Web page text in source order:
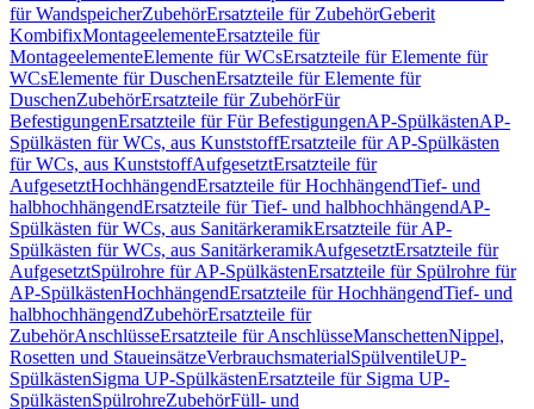
für WandspeicherZubehörErsatzteile für ZubehörGeberit
KombifixMontageelementeErsatzteile für
MontageelementeElemente für WCsErsatzteile für Elemente für
WCsElemente für DuschenErsatzteile für Elemente für
DuschenZubehörErsatzteile für ZubehörFür
BefestigungenErsatzteile für Für BefestigungenAP-SpülkästenAP-
Spülkästen für WCs, aus KunststoffErsatzteile für AP-Spülkästen
für WCs, aus KunststoffAufgesetztErsatzteile für
AufgesetztHochhängendErsatzteile für HochhängendTief- und
halbhochhängendErsatzteile für Tief- und halbhochhängendAP-
Spülkästen für WCs, aus SanitärkeramikErsatzteile für AP-
Spülkästen für WCs, aus SanitärkeramikAufgesetztErsatzteile für
AufgesetztSpülrohre für AP-SpülkästenErsatzteile für Spülrohre für
AP-SpülkästenHochhängendErsatzteile für HochhängendTief- und
halbhochhängendZubehörErsatzteile für
ZubehörAnschlüsseErsatzteile für AnschlüsseManschettenNippel,
Rosetten und StaueinsätzeVerbrauchsmaterialSpülventileUP-
SpülkästenSigma UP-SpülkästenErsatzteile für Sigma UP-
SpülkästenSpülrohreZubehörFüll- und